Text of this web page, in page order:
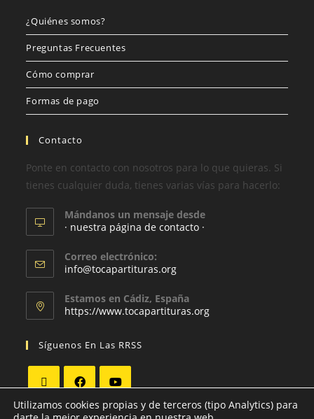
¿Quiénes somos?
Preguntas Frecuentes
Cómo comprar
Formas de pago
Contacto
Ponte en contacto con nosotros para lo que quieras. Si
tienes cualquier duda, tienes varias vías para hacerlo:
Mándanos un mensaje desde
· nuestra página de contacto ·
Correo electrónico:
info@tocapartituras.org
Estamos en Cádiz, España
https://www.tocapartituras.org
Síguenos En Las RRSS
Utilizamos cookies propias y de terceros (tipo Analytics) para